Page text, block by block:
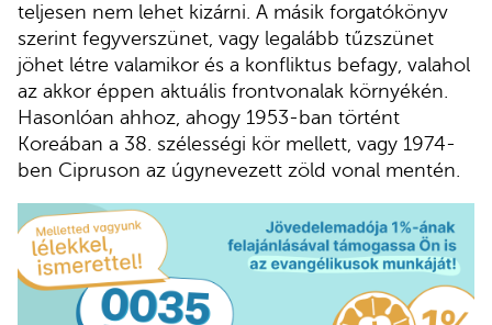
teljesen nem lehet kizárni. A másik forgatókönyv
szerint fegyverszünet, vagy legalább tűzszünet
jöhet létre valamikor és a konfliktus befagy, valahol
az akkor éppen aktuális frontvonalak környékén.
Hasonlóan ahhoz, ahogy 1953-ban történt
Koreában a 38. szélességi kör mellett, vagy 1974-
ben Cipruson az úgynevezett zöld vonal mentén.